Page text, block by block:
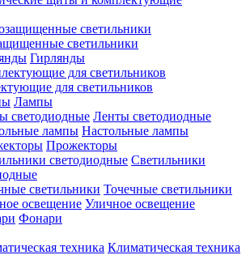
светильники
Гирлянды
для светильников
Лампы
Ленты светодиодные
Настольные лампы
Прожекторы
Светильники
Точечные светильники
Уличное освещение
Фонари
Климатическая техника